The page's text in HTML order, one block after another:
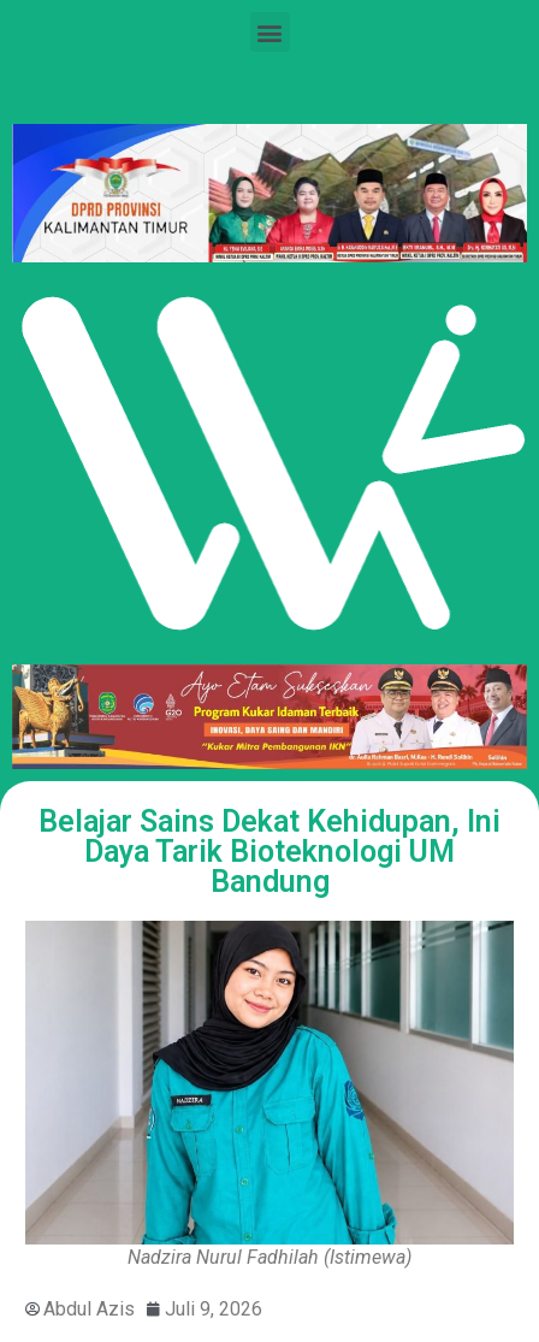
Belajar Sains Dekat Kehidupan, Ini
Daya Tarik Bioteknologi UM
Bandung
Nadzira Nurul Fadhilah (Istimewa)
Abdul Azis Juli 9, 2026